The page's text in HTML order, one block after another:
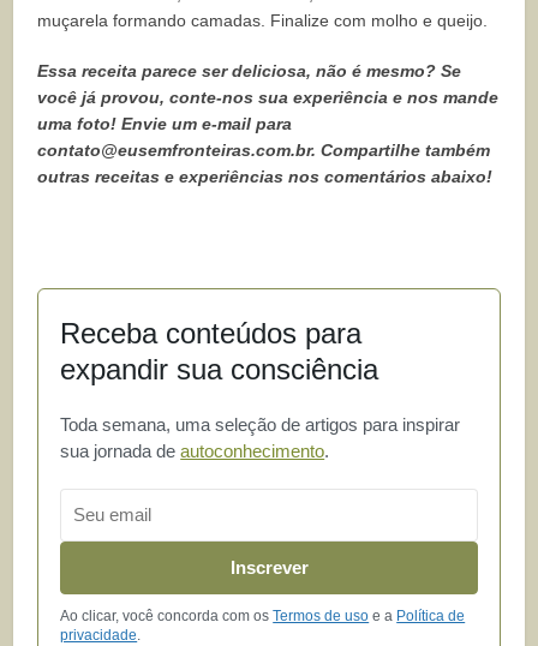
muçarela formando camadas. Finalize com molho e queijo.
Essa receita parece ser deliciosa, não é mesmo? Se
você já provou, conte-nos sua experiência e nos mande
uma foto! Envie um e-mail para
contato@eusemfronteiras.com.br. Compartilhe também
outras receitas e experiências nos comentários abaixo!
Receba conteúdos para
expandir sua consciência
Toda semana, uma seleção de artigos para inspirar
sua jornada deautoconhecimento.
Inscrever
Ao clicar, você concorda com osTermos de uso e a Política de
privacidade